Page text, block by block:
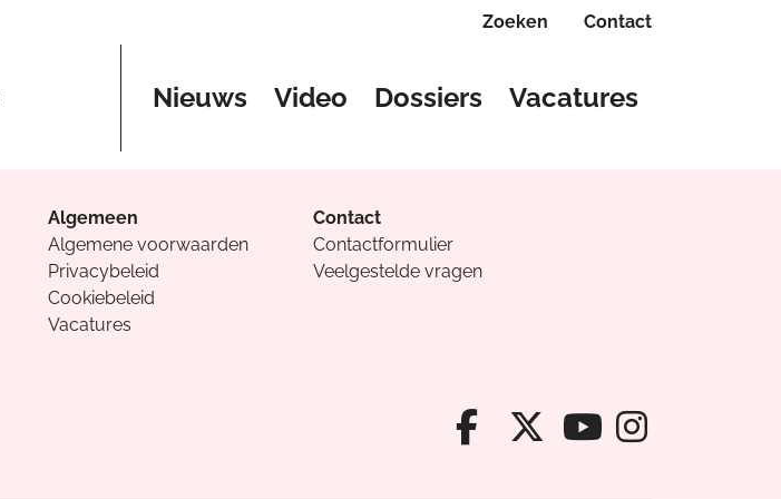
Zoeken Contact
Nieuws Video Dossiers Vacatures
Algemeen
Algemene voorwaarden
Privacybeleid
Cookiebeleid
Vacatures
Contact
Contactformulier
Veelgestelde vragen
Facebook van
X van